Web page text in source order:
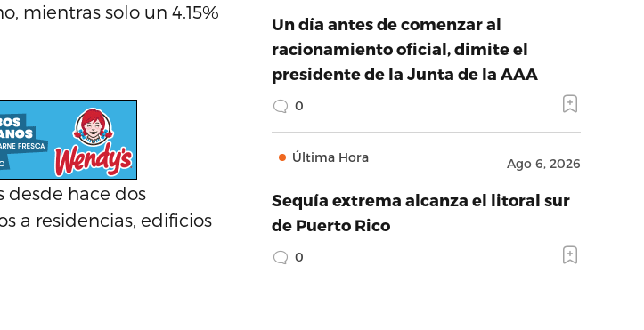
mientras solo un 4.15%
desde hace dos
a residencias, edificios
Un día antes de comenzar al
racionamiento oficial, dimite el
presidente de la Junta de la AAA
0
Última Hora Ago 6, 2026
Sequía extrema alcanza el litoral sur
de Puerto Rico
0